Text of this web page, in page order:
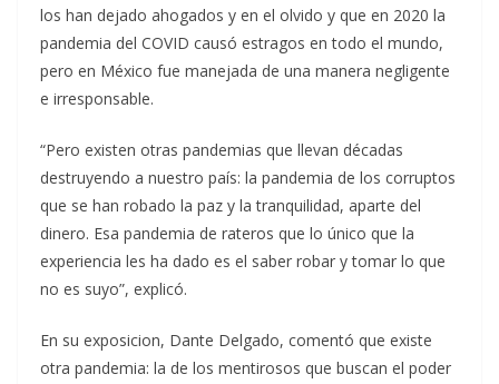
los han dejado ahogados y en el olvido y que en 2020 la
pandemia del COVID causó estragos en todo el mundo,
pero en México fue manejada de una manera negligente
e irresponsable.
“Pero existen otras pandemias que llevan décadas
destruyendo a nuestro país: la pandemia de los corruptos
que se han robado la paz y la tranquilidad, aparte del
dinero. Esa pandemia de rateros que lo único que la
experiencia les ha dado es el saber robar y tomar lo que
no es suyo”, explicó.
En su exposicion, Dante Delgado, comentó que existe
otra pandemia: la de los mentirosos que buscan el poder